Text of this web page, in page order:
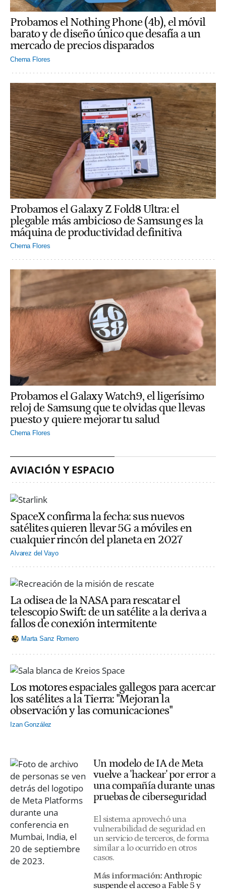
Probamos el Nothing Phone (4b), el móvil
barato y de diseño único que desafía a un
mercado de precios disparados
Chema Flores
Probamos el Galaxy Z Fold8 Ultra: el
plegable más ambicioso de Samsung es la
máquina de productividad definitiva
Chema Flores
Probamos el Galaxy Watch9, el ligerísimo
reloj de Samsung que te olvidas que llevas
puesto y quiere mejorar tu salud
Chema Flores
AVIACIÓN Y ESPACIO
SpaceX confirma la fecha: sus nuevos
satélites quieren llevar 5G a móviles en
cualquier rincón del planeta en 2027
Alvarez del Vayo
La odisea de la NASA para rescatar el
telescopio Swift: de un satélite a la deriva a
fallos de conexión intermitente
Marta Sanz Romero
Los motores espaciales gallegos para acercar
los satélites a la Tierra: "Mejoran la
observación y las comunicaciones"
Izan González
Un modelo de IA de Meta
vuelve a 'hackear' por error a
una compañía durante unas
pruebas de ciberseguridad
El sistema aprovechó una
vulnerabilidad de seguridad en
un servicio de terceros, de forma
similar a lo ocurrido en otros
casos.
Más información: Anthropic
suspende el acceso a Fable 5 y